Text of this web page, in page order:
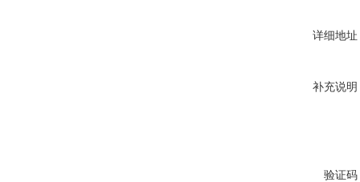
详细地址
补充说明
验证码